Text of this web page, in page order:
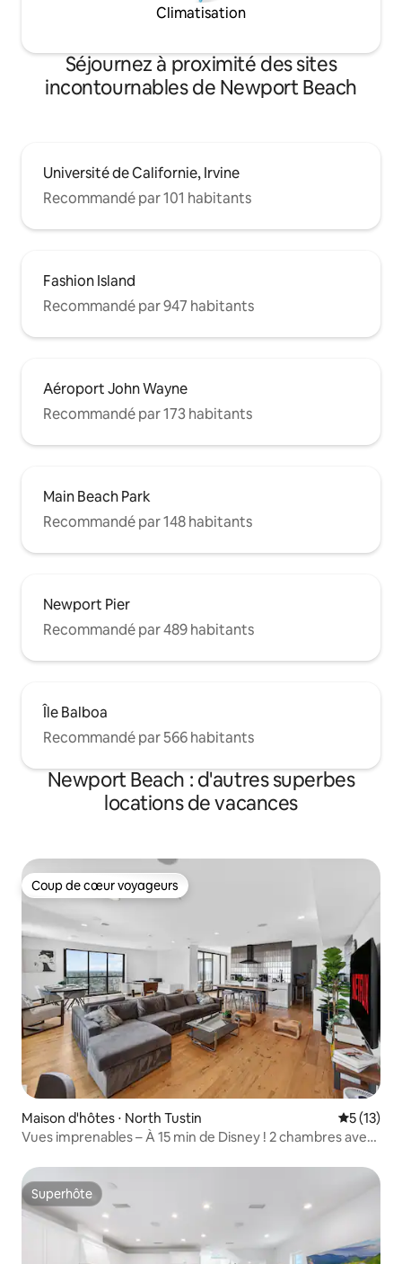
Climatisation
Séjournez à proximité des sites
incontournables de Newport Beach
Université de Californie, Irvine
Recommandé par 101 habitants
Fashion Island
Recommandé par 947 habitants
Aéroport John Wayne
Recommandé par 173 habitants
Main Beach Park
Recommandé par 148 habitants
Newport Pier
Recommandé par 489 habitants
Île Balboa
Recommandé par 566 habitants
Newport Beach : d'autres superbes
locations de vacances
Coup de cœur voyageurs
Coup de cœur voyageurs
Maison d'hôtes ⋅ North Tustin
5 (13)
Vues imprenables – À 15 min de Disney ! 2 chambres avec
Superhôte
Superhôte